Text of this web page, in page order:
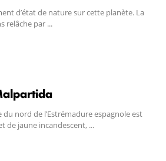
d’état de nature sur cette planète. La
relâche par ...
nord de l’Estrémadure espagnole est
de jaune incandescent, ...